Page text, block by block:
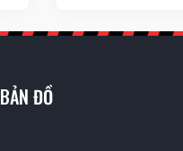
BẢN ĐỒ